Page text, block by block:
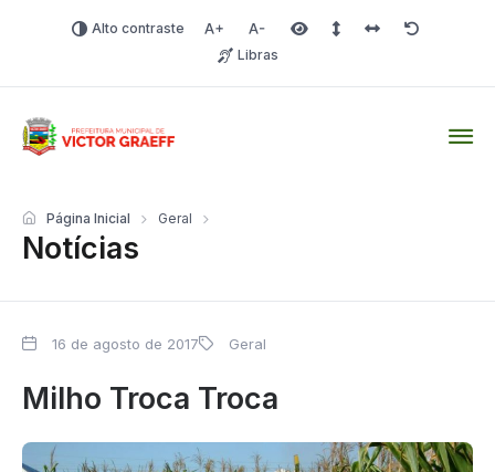
Alto contraste Aumentar fonte
Diminuir fonteÁrea selecionada
Espaçamento de linha
Espaço dos
Redefinir
Libras
Notícias
Página Inicial Geral
16 de agosto de 2017 Geral
Milho Troca Troca